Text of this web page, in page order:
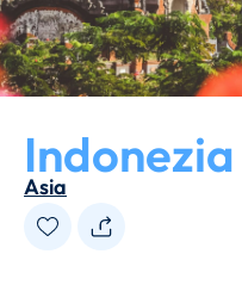
Indonezia
Asia